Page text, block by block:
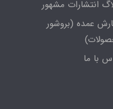
انتشارات مشهور
عمده (بروشور
با ما